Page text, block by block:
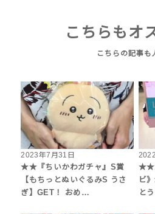
こちらもオ
2023年7月31日
★★『ちいかわガチャ』S賞
【もちっとぬいぐるみS うさ
ぎ】GET！ おめ…
★★
ビ
と